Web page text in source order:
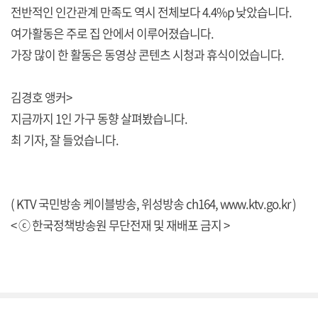
전반적인 인간관계 만족도 역시 전체보다 4.4%p 낮았습니다.
여가활동은 주로 집 안에서 이루어졌습니다.
가장 많이 한 활동은 동영상 콘텐츠 시청과 휴식이었습니다.
김경호 앵커>
지금까지 1인 가구 동향 살펴봤습니다.
최 기자, 잘 들었습니다.
( KTV 국민방송 케이블방송, 위성방송 ch164,www.ktv.go.kr)
< ⓒ 한국정책방송원 무단전재 및 재배포 금지 >